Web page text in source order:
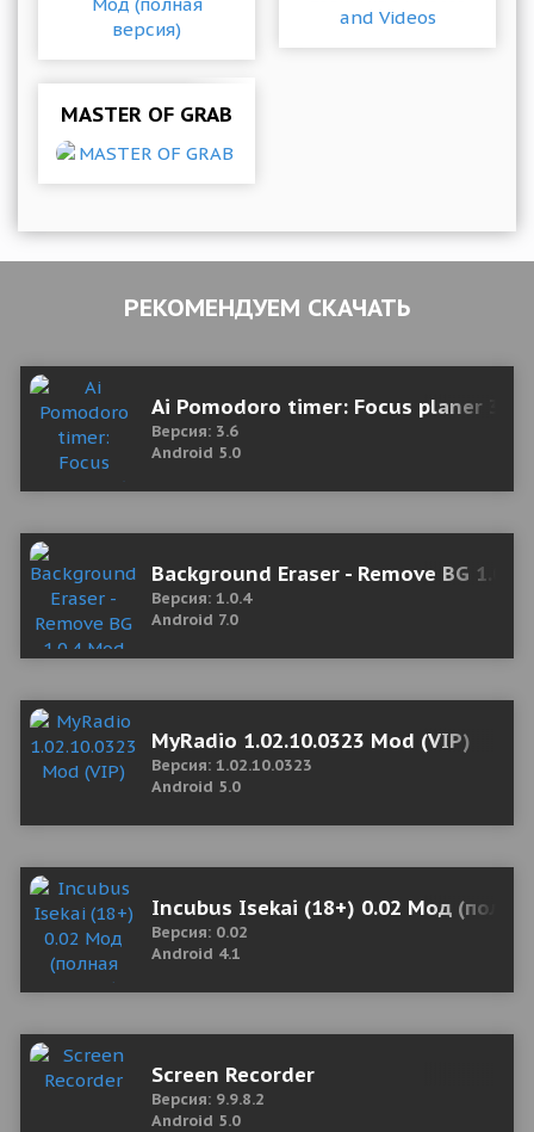
MASTER OF GRAB
РЕКОМЕНДУЕМ СКАЧАТЬ
Ai Pomodoro timer: Focus planer 3.6
Версия: 3.6
Android 5.0
Background Eraser - Remove BG 1.0.4
Версия: 1.0.4
Android 7.0
MyRadio 1.02.10.0323 Mod (VIP)
Версия: 1.02.10.0323
Android 5.0
Incubus Isekai (18+) 0.02 Мод
Версия: 0.02
Android 4.1
Screen Recorder
Версия: 9.9.8.2
Android 5.0